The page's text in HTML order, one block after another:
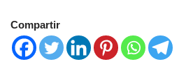
Compartir